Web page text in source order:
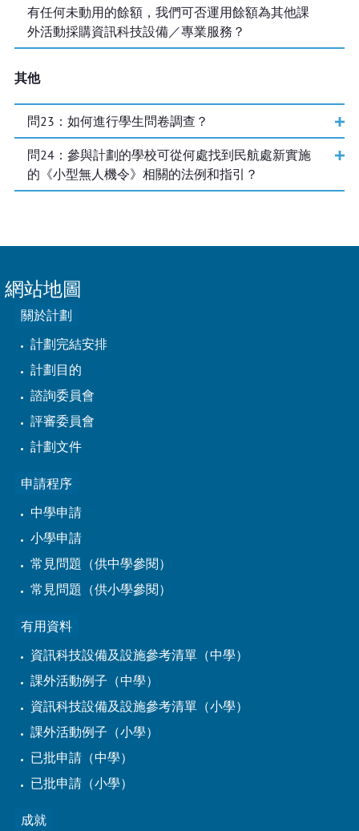
有任何未動用的餘額，我們可否運用餘額為其他課
外活動採購資訊科技設備／專業服務？
其他
問23 ：如何進行學生問卷調查？
問24：參與計劃的學校可從何處找到民航處新實施
的《小型無人機令》相關的法例和指引？
網站地圖
關於計劃
計劃完結安排
計劃目的
諮詢委員會
評審委員會
計劃文件
申請程序
中學申請
小學申請
常見問題（供中學參閱）
常見問題（供小學參閱）
有用資料
資訊科技設備及設施參考清單（中學）
課外活動例子（中學）
資訊科技設備及設施參考清單（小學）
課外活動例子（小學）
已批申請（中學）
已批申請（小學）
成就